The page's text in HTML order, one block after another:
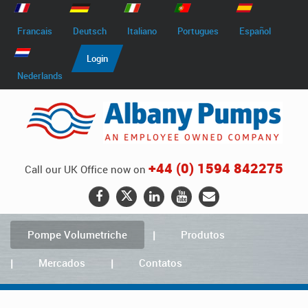
Francais Deutsch Italiano Portugues Español
Nederlands
Login
Call our UK Office now on +44 (0) 1594 842275
Pompe Volumetriche Produtos
Mercados Contatos